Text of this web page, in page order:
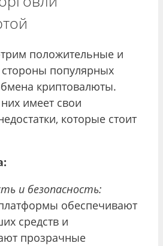
положительные и
популярных
криптовалюты.
имеет свои
которые стоит
и безопасность:
обеспечивают
средств и
прозрачные